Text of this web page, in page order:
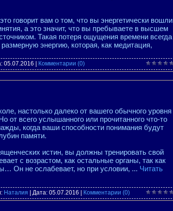
говорит вам о том, что вы энергетически вошли
а это значит, что вы пребываете в высшем
Такая потеря ощущения времени всегда
энергию, которая, как медитация,
05.07.2016 Комментарии (0)
настолько далеко от вашего обычного уровня
от всего услышанного или прочитанного что-то
когда ваши способности понимания будут
памяти.
истин, вы должны тренировать свой
с возрастом, как остальные органы, так как
Он не ослабевает, но при условии, ... Читать
Наталия | Дата: 05.07.2016 Комментарии (0)